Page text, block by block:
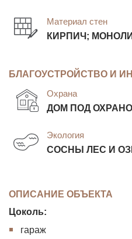
Материал стен
КИРПИЧ;
БЛАГОУСТРОЙСТВО И
Охрана
ДОМ ПОД
Экология
СОСНЫ ЛЕС И
ОПИСАНИЕ ОБЪЕКТА
Цоколь:
гараж